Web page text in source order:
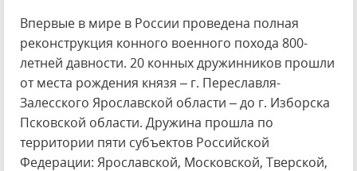
Впервые в мире в России проведена полная
реконструкция конного военного похода 800-
летней давности. 20 конных дружинников прошли
от места рождения князя – г. Переславля-
Залесского Ярославской области – до г. Изборска
Псковской области. Дружина прошла по
территории пяти субъектов Российской
Федерации: Ярославской, Московской, Тверской,